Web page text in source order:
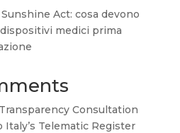
Act: cosa devono
medici prima
Transparency Consultation
Telematic Register